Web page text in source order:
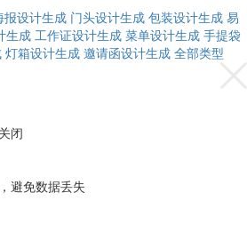
报设计生成 门头设计生成 包装设计生成 易
生成 工作证设计生成 菜单设计生成 手提袋
灯箱设计生成 邀请函设计生成 全部类型
闭
避免数据丢失